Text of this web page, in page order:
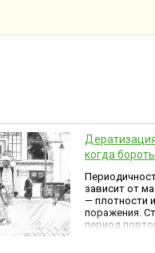
когда
зависит от
— плотности
поражения.
период